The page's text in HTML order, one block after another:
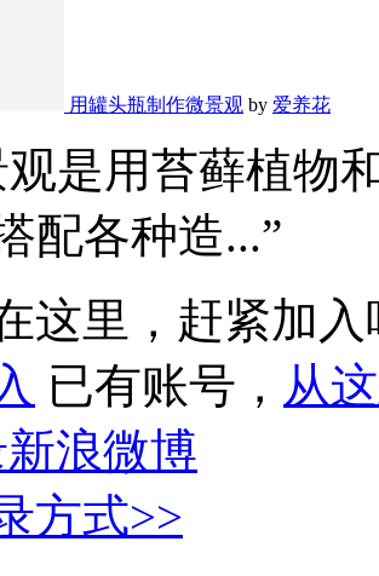
用罐头瓶制作微景观 by 爱养花
观是用苔藓植物
配各种造...”
这里，赶紧加入
已有账号， 从
新浪微博
方式>>